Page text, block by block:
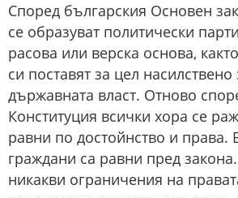
Според българския Основен
се образуват политически
расова или верска основа,
си поставят за цел
държавната власт. Отново
Конституция всички хора се
равни по достойнство и права.
граждани са равни пред
никакви ограничения на